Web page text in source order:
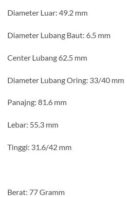
Diameter Luar: 49.2 mm
Diameter Lubang Baut: 6.5 mm
Center Lubang 62.5 mm
Diameter Lubang Oring: 33/40 mm
Panajng: 81.6 mm
Lebar: 55.3 mm
Tinggi: 31.6/42 mm
Berat: 77 Gramm